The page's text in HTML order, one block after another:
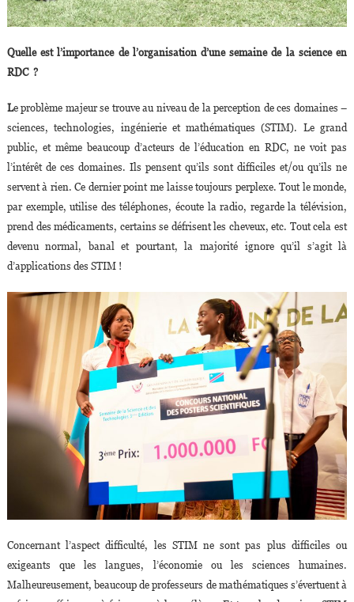
Quelle est l’importance de l’organisation d’une semaine de la science en
RDC ?
Le problème majeur se trouve au niveau de la perception de ces domaines –
sciences, technologies, ingénierie et mathématiques (STIM). Le grand
public, et même beaucoup d’acteurs de l’éducation en RDC, ne voit pas
l’intérêt de ces domaines. Ils pensent qu’ils sont difficiles et/ou qu’ils ne
servent à rien. Ce dernier point me laisse toujours perplexe. Tout le monde,
par exemple, utilise des téléphones, écoute la radio, regarde la télévision,
prend des médicaments, certains se défrisent les cheveux, etc. Tout cela est
devenu normal, banal et pourtant, la majorité ignore qu’il s’agit là
d’applications des STIM !
Concernant l’aspect difficulté, les STIM ne sont pas plus difficiles ou
exigeants que les langues, l’économie ou les sciences humaines.
Malheureusement, beaucoup de professeurs de mathématiques s’évertuent à